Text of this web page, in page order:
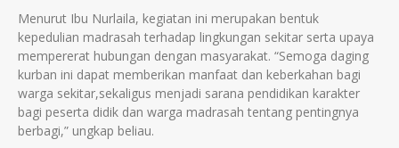
Menurut Ibu Nurlaila, kegiatan ini merupakan bentuk
kepedulian madrasah terhadap lingkungan sekitar serta upaya
mempererat hubungan dengan masyarakat. “Semoga daging
kurban ini dapat memberikan manfaat dan keberkahan bagi
warga sekitar,sekaligus menjadi sarana pendidikan karakter
bagi peserta didik dan warga madrasah tentang pentingnya
berbagi,” ungkap beliau.